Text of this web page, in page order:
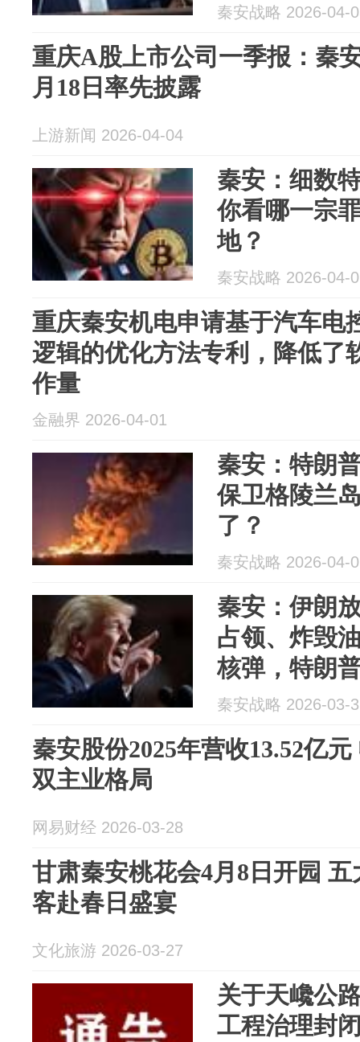
秦安战略 2026-04-
重庆A股上市公司一季报：秦
月18日率先披露
上游新闻 2026-04-04
秦安：细数
你看哪一宗
地？
秦安战略 2026-04-
重庆秦安机电申请基于汽车电
逻辑的优化方法专利，降低了
作量
金融界 2026-04-01
秦安：特朗
保卫格陵兰
了？
秦安战略 2026-04-
秦安：伊朗
占领、炸毁
核弹，特朗
秦安战略 2026-03-
秦安股份2025年营收13.52亿
双主业格局
网易财经 2026-03-28
甘肃秦安桃花会4月8日开园
客赴春日盛宴
文化旅游 2026-03-27
关于天巉公
工程治理封